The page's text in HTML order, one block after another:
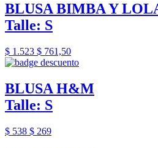
BLUSA BIMBA Y
Talle: S
$ 1.523 $ 761,50
BLUSA H&M
Talle: S
$ 538 $ 269